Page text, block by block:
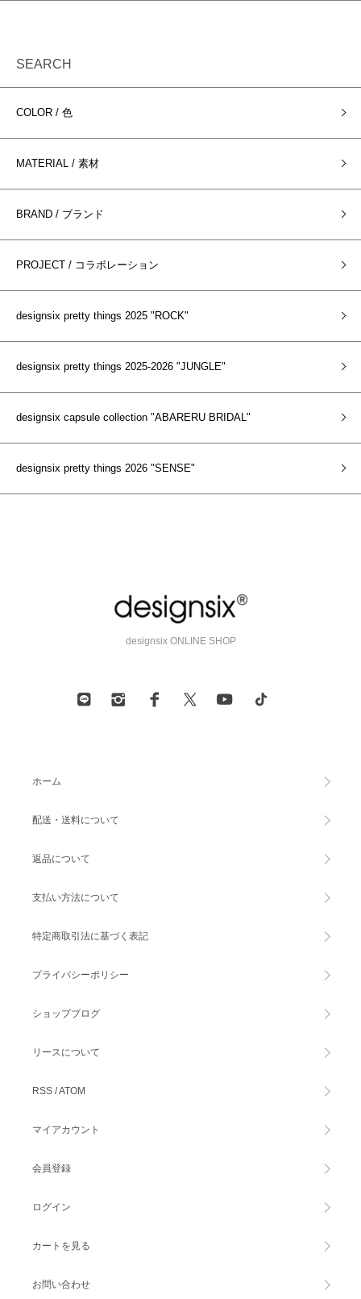
SEARCH
COLOR / 色
MATERIAL / 素材
BRAND / ブランド
PROJECT / コラボレーション
designsix pretty things 2025 "ROCK"
designsix pretty things 2025-2026 "JUNGLE"
designsix capsule collection "ABARERU BRIDAL"
designsix pretty things 2026 "SENSE"
designsix ONLINE SHOP
ホーム
配送・送料について
返品について
支払い方法について
特定商取引法に基づく表記
プライバシーポリシー
ショップブログ
リースについて
RSS /ATOM
マイアカウント
会員登録
ログイン
カートを見る
お問い合わせ